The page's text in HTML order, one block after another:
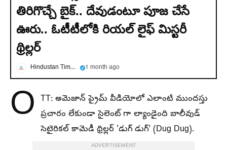
తిరిగొచ్చే బైక్.. దేవుడంటూ పూజ చేసే
ఊరు.. ఓటీటీలోకి రియల్ లైఫ్ మిస్టరీ
థ్రిల్లర్
Hindustan Times Telugu 1 month ago
O TT: అమెజాన్ ప్రైమ్ వీడియోలో ఎలాంటి ముందస్తు
ప్రచారం లేకుండా సైలెంట్ గా ల్యాండైంది బాలీవుడ్
సెటైరికల్ కామెడీ థ్రిల్లర్ 'డుగ్ డుగ్' (Dug Dug).
ADVERTISEMENT